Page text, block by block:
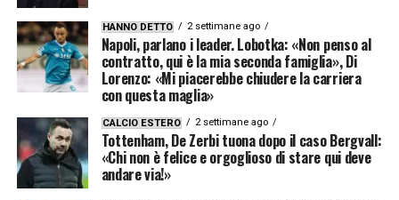
HANNO DETTO 2 settimane ago
Napoli, parlano i leader. Lobotka: «Non penso al
contratto, qui è la mia seconda famiglia», Di
Lorenzo: «Mi piacerebbe chiudere la carriera
con questa maglia»
CALCIO ESTERO 2 settimane ago
Tottenham, De Zerbi tuona dopo il caso Bergvall:
«Chi non è felice e orgoglioso di stare qui deve
andare via!»